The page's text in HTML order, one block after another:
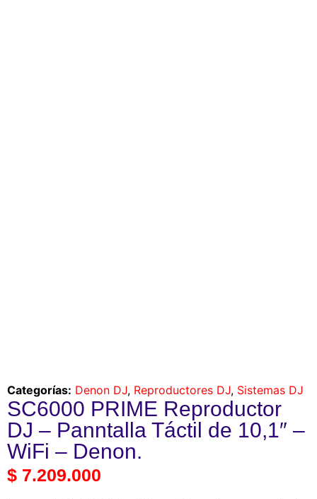
Categorías: Denon DJ, Reproductores DJ, Sistemas DJ
SC6000 PRIME Reproductor
DJ – Panntalla Táctil de 10,1″ –
WiFi – Denon.
$ 7.209.000